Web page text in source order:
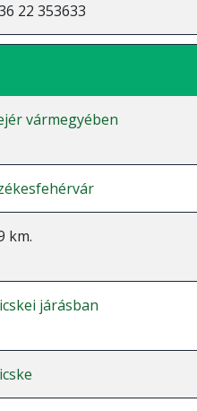
22 353633
vármegyében
km.
járásban